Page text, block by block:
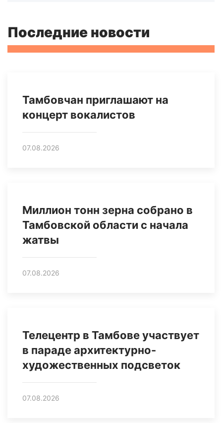
Последние новости
Тамбовчан приглашают на
концерт вокалистов
07.08.2026
Миллион тонн зерна собрано в
Тамбовской области с начала
жатвы
07.08.2026
Телецентр в Тамбове участвует
в параде архитектурно-
художественных подсветок
07.08.2026